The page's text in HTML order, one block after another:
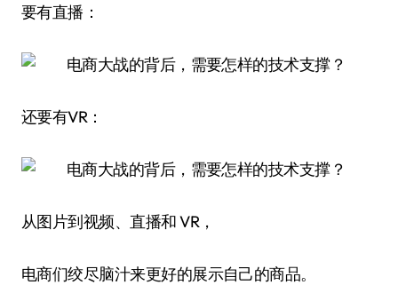
要有直播：
还要有VR：
从图片到视频、直播和 VR，
电商们绞尽脑汁来更好的展示自己的商品。